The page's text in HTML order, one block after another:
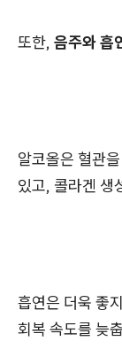
또한, 음주와 흡
알코올은 혈관
있고, 콜라겐 생
흡연은 더욱 좋
회복 속도를 늦